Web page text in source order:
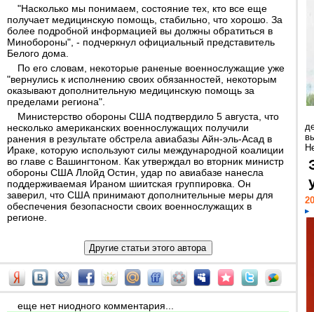
"Насколько мы понимаем, состояние тех, кто все еще
получает медицинскую помощь, стабильно, что хорошо. За
более подробной информацией вы должны обратиться в
Минобороны", - подчеркнул официальный представитель
Белого дома.
По его словам, некоторые раненые военнослужащие уже
"вернулись к исполнению своих обязанностей, некоторым
оказывают дополнительную медицинскую помощь за
пределами региона".
Министерство обороны США подтвердило 5 августа, что
несколько американских военнослужащих получили
ранения в результате обстрела авиабазы Айн-эль-Асад в
Ираке, которую используют силы международной коалиции
во главе с Вашингтоном. Как утверждал во вторник министр
обороны США Ллойд Остин, удар по авиабазе нанесла
поддерживаемая Ираном шиитская группировка. Он
заверил, что США принимают дополнительные меры для
обеспечения безопасности своих военнослужащих в
регионе.
еще нет ниодного комментария...